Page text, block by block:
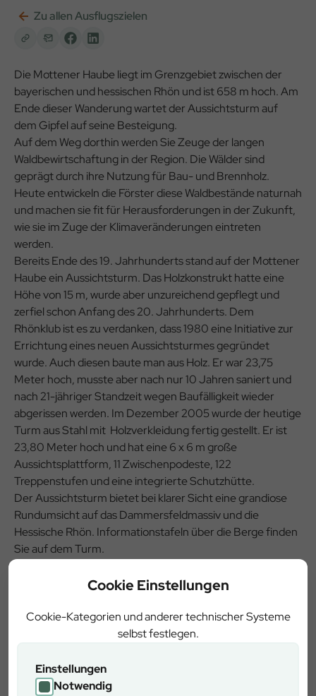
Cookie Einstellungen
Cookie-Kategorien und anderer technischer Systeme
selbst festlegen.
Einstellungen
Notwendig
Zu allen Ausflugszielen
Die Mottener Haube liegt im Grenzgebiet zwischen der
bayerischen und hessischen Rhön und ist 658 m hoch. Am
Ende dieser Wanderung wartet der Aussichtsturm auf
dem Gipfel auf seine Besteigung.
Auf dem Weg dorthin werden Sie Zeuge der langen
Waldbewirtschaftung in der Region. Die Wälder sind
geprägt durch ihre Nutzung für Bau- und Brennholz.
Heute entwickeln die Förster diese Waldbestände naturnah
und machen sie fit für Herausforderungen in der Zukunft,
wie sie im Zuge der Klimaveränderungen eintreten
werden.
Bereits Ende des 19. Jahrhunderts stand auf der Mottener
Haube ein Aussichtsturm. Das Holzkonstrukt hatte eine
Höhe von 15 m, wurde aber unzureichend gepflegt und
zerfiel schon Anfang des 20. Jahrhunderts. Dem
Rhönklub ist es zu verdanken, dass 1980 eine Initiative zur
Errichtung eines neuen Aussichtsturmes gegründet
wurde. Auch diesen baute man aus Holz. Er war 23,75
Meter hoch, musste aber nach nur 10 Jahren saniert und
nach 21-jähriger Standzeit wegen Baufälligkeit wieder
abgerissen werden. Im Dezember 2005 wurde der heutige
Turm aus Stahl mit Holzverkleidung fertig gestellt. Er ist
23,80 Meter hoch und hat eine 6 x 6 m große
Aussichtsplattform, 11 Zwischenpodeste, 122
Treppenstufen und eine integrierte Schutzhütte.
Der Aussichtsturm bietet bei klarer Sicht eine grandiose
Rundumsicht auf das Dammersfeldmassiv und die
Hessische Rhön. Informationstafeln über die Berge finden
Sie auf dem Turm.
Länge